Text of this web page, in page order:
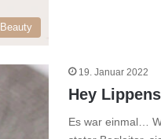
Beauty
19. Januar 2022
Hey
Es war einmal…